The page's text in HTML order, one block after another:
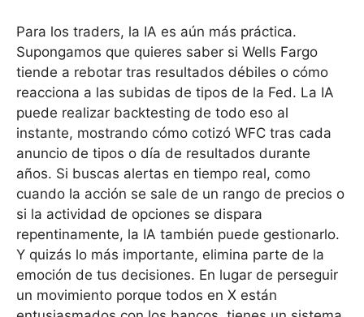
Para los traders, la IA es aún más práctica.
Supongamos que quieres saber si Wells Fargo
tiende a rebotar tras resultados débiles o cómo
reacciona a las subidas de tipos de la Fed. La IA
puede realizar backtesting de todo eso al
instante, mostrando cómo cotizó WFC tras cada
anuncio de tipos o día de resultados durante
años. Si buscas alertas en tiempo real, como
cuando la acción se sale de un rango de precios o
si la actividad de opciones se dispara
repentinamente, la IA también puede gestionarlo.
Y quizás lo más importante, elimina parte de la
emoción de tus decisiones. En lugar de perseguir
un movimiento porque todos en X están